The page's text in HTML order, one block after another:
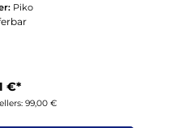
Piko
€*
99,00 €